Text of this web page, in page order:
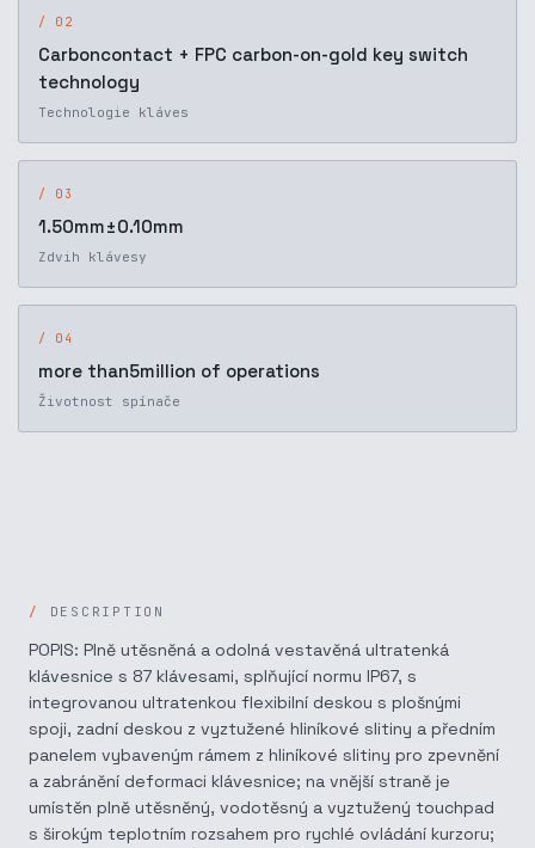
/ 02
Carboncontact + FPC carbon-on-gold key switch
technology
Technologie kláves
/ 03
1.50mm±0.10mm
Zdvih klávesy
/ 04
more than5million of operations
Životnost spínače
DESCRIPTION
POPIS: Plně utěsněná a odolná vestavěná ultratenká
klávesnice s 87 klávesami, splňující normu IP67, s
integrovanou ultratenkou flexibilní deskou s plošnými
spoji, zadní deskou z vyztužené hliníkové slitiny a předním
panelem vybaveným rámem z hliníkové slitiny pro zpevnění
a zabránění deformaci klávesnice; na vnější straně je
umístěn plně utěsněný, vodotěsný a vyztužený touchpad
s širokým teplotním rozsahem pro rychlé ovládání kurzoru;